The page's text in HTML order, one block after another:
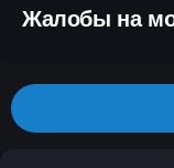
Жалобы на